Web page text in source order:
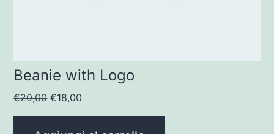
Beanie with Logo
€20,00 Il
prezzo
originale
€18,00
prezzo
attuale